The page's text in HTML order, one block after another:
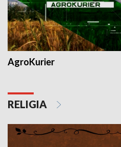
AgroKurier
RELIGIA